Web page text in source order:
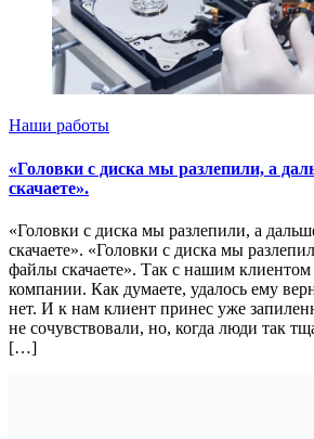
Наши работы
«Головки с диска мы разлепили, а
скачаете».
«Головки с диска мы разлепили, а
скачаете». «Головки с диска мы
файлы скачаете». Так с нашим
компании. Как думаете, удалось ему
нет. И к нам клиент принес уже
не сочувствовали, но, когда люди так
[…]